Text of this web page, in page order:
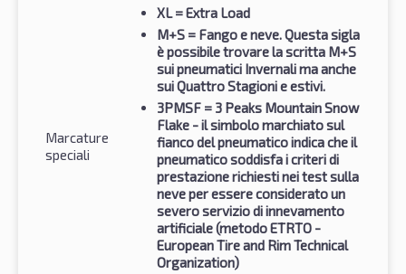
Marcature
speciali
XL= Extra Load
M+S = Fango e neve. Questa sigla
è possibile trovare la scritta M+S
sui pneumatici Invernali ma anche
sui Quattro Stagioni e estivi.
3PMSF = 3 Peaks Mountain Snow
Flake - il simbolo marchiato sul
fianco del pneumatico indica che il
pneumatico soddisfa i criteri di
prestazione richiesti nei test sulla
neve per essere considerato un
severo servizio di innevamento
artificiale (metodo ETRTO -
European Tire and Rim Technical
Organization)